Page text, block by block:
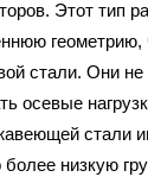
Этот
стали. Они
осевые
стали
низкую